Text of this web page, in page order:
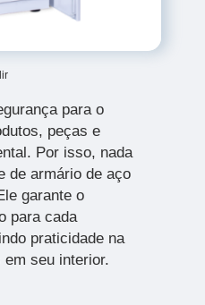
para o
peças e
Por isso, nada
de armário de aço
garante o
para cada
praticidade na
em seu interior.